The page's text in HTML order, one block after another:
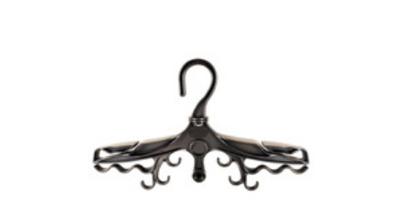
ΔΙΑΒΆΣΤΕ ΠΕΡΙΣΣΌΤΕΡΑ